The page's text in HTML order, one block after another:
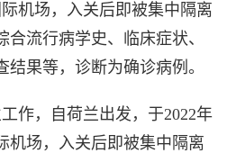
机场，入关后即被集中隔离
流行病学史、临床症状、
果等，诊断为确诊病例。
作，自荷兰出发，于2022年
机场，入关后即被集中隔离